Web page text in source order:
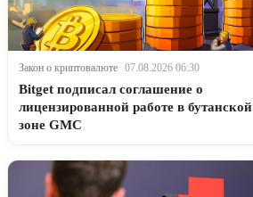
Закон о криптовалюте 07.08.2026 06:30
Bitget подписал соглашение о
лицензированной работе в бутанской
зоне GMC